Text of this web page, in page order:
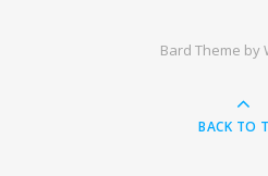
Bard Theme by
BACK TO